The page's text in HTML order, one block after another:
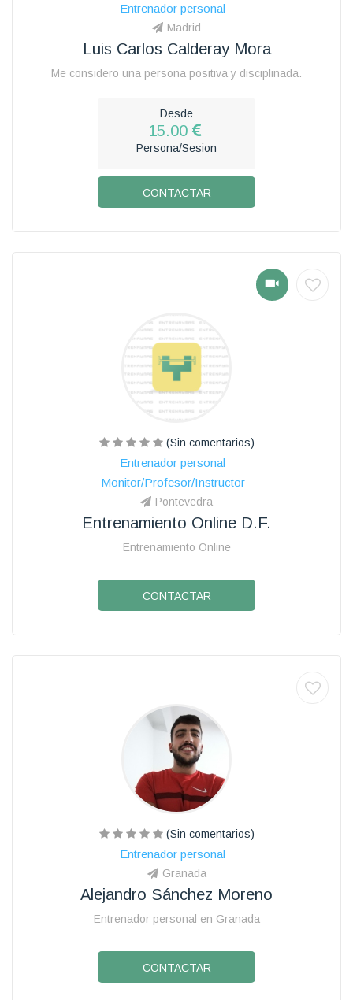
Entrenador personal
Madrid
Luis Carlos Calderay Mora
Me considero una persona positiva y disciplinada.
Desde
15.00
Persona/Sesion
CONTACTAR
(Sin comentarios)
Entrenador personal
Monitor/Profesor/Instructor
Pontevedra
Entrenamiento Online D.f.
Entrenamiento Online
CONTACTAR
(Sin comentarios)
Entrenador personal
Granada
Alejandro Sánchez Moreno
Entrenador personal en Granada
CONTACTAR